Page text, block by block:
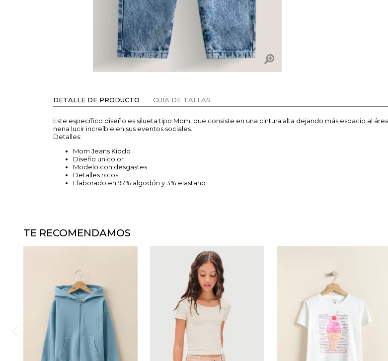
DETALLE DE PRODUCTO GUÍA DE TALLAS
Este específico diseño es silueta tipo Mom, que consiste en una cintura alta dejando más espacio al
nena lucir increíble en sus eventos sociales.
Detalles:
Mom Jeans Kiddo
Diseño unicolor
Modelo con desgastes
Detalles rotos
Elaborado en 97% algodón y 3% elastano
TE RECOMENDAMOS